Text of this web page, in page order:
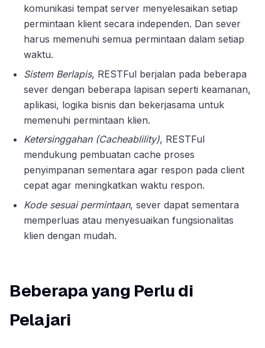
komunikasi tempat server menyelesaikan setiap
permintaan klient secara independen. Dan sever
harus memenuhi semua permintaan dalam setiap
waktu.
Sistem Berlapis, RESTFul berjalan pada beberapa
sever dengan beberapa lapisan seperti keamanan,
aplikasi, logika bisnis dan bekerjasama untuk
memenuhi permintaan klien.
Ketersinggahan (Cacheablility), RESTFul
mendukung pembuatan cache proses
penyimpanan sementara agar respon pada client
cepat agar meningkatkan waktu respon.
Kode sesuai permintaan, sever dapat sementara
memperluas atau menyesuaikan fungsionalitas
klien dengan mudah.
Beberapa yang Perlu di
Pelajari